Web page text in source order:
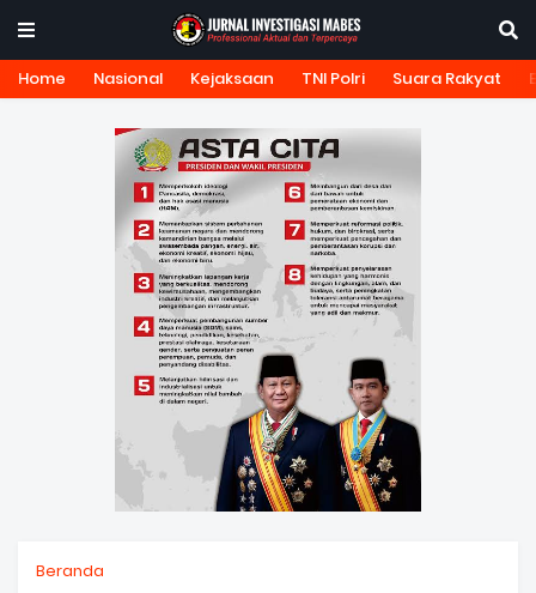
Home Nasional Kejaksaan TNI Polri Suara Rakyat
Beranda